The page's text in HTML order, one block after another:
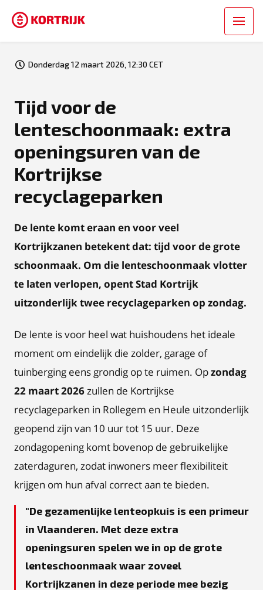
Donderdag 12 maart 2026, 12:30 CET
Tijd voor de
lenteschoonmaak: extra
openingsuren van de
Kortrijkse
recyclageparken
De lente komt eraan en voor veel
Kortrijkzanen betekent dat: tijd voor de grote
schoonmaak. Om die lenteschoonmaak vlotter
te laten verlopen, opent Stad Kortrijk
uitzonderlijk twee recyclageparken op zondag.
De lente is voor heel wat huishoudens het ideale
moment om eindelijk die zolder, garage of
tuinberging eens grondig op te ruimen. Opzondag
22 maart 2026zullen de Kortrijkse
recyclageparken in Rollegem en Heule uitzonderlijk
geopend zijn van 10 uur tot 15 uur. Deze
zondagopening komt bovenop de gebruikelijke
zaterdaguren, zodat inwoners meer flexibiliteit
krijgen om hun afval correct aan te bieden.
De gezamenlijke lenteopkuis is een primeur
in Vlaanderen. Met deze extra
openingsuren spelen we in op de grote
lenteschoonmaak waar zoveel
Kortrijkzanen in deze periode mee bezig